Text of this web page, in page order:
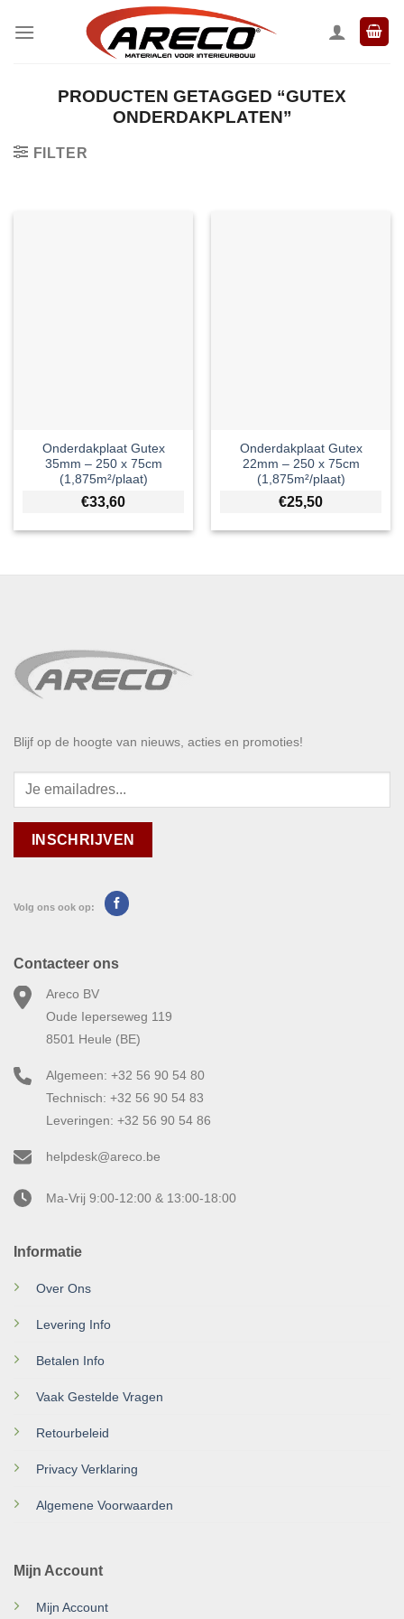
naar
PRODUCTEN GETAGGED “GUTEX
ONDERDAKPLATEN”
FILTER
Onderdakplaat Gutex
35mm – 250 x 75cm
(1,875m²/plaat)
€33,60
Onderdakplaat Gutex
22mm – 250 x 75cm
(1,875m²/plaat)
€25,50
Blijf op de hoogte van nieuws, acties en promoties!
Volg ons ook op:
Informatie
Over Ons
Levering Info
Betalen Info
Vaak Gestelde Vragen
Retourbeleid
Privacy Verklaring
Algemene Voorwaarden
Mijn Account
Mijn Account
Contacteer ons
Areco BV
Oude Ieperseweg 119
8501 Heule (BE)
Algemeen: +32 56 90 54 80
Technisch: +32 56 90 54 83
Leveringen: +32 56 90 54 86
helpdesk@areco.be
Ma-Vrij 9:00-12:00 & 13:00-18:00